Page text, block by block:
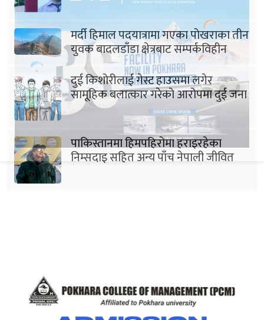
मर्दी हिमाल पदयात्रामा गएका पोखराका तीन
युवक बादलडाँडा क्षेत्रबाट सम्पर्कविहीन
दुई किशोरीलाई गेस्ट हाउसमा लगेर
सामूहिक बलात्कार गरेको आरोपमा दुई जना
पक्राउ
पाकिस्तानमा हिमपहिरोमा हराइरहेका
निम्सदाइ सहित अन्य पाँच नेपाली जीवित